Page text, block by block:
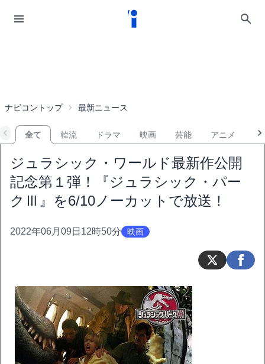
ナビコントップ 最新ニュース
全て 韓流 ドラマ 映画 芸能 アニメ
ジュラシック・ワールド最新作公開
記念第１弾！『ジュラシック・パー
クⅢ』を6/10ノーカットで放送！
2022年06月09日12時50分 映画